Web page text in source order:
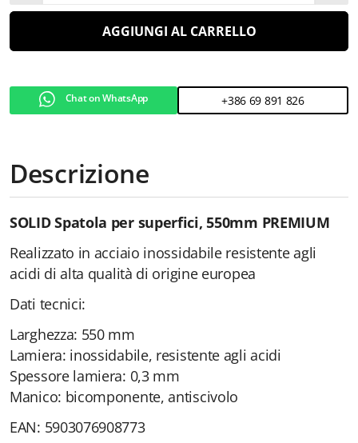
AGGIUNGI AL CARRELLO
Chat on WhatsApp +386 69 891 826
Descrizione
SOLID Spatola per superfici, 550mm PREMIUM
Realizzato in acciaio inossidabile resistente agli
acidi di alta qualità di origine europea
Dati tecnici:
Larghezza: 550 mm
Lamiera: inossidabile, resistente agli acidi
Spessore lamiera: 0,3 mm
Manico: bicomponente, antiscivolo
EAN: 5903076908773